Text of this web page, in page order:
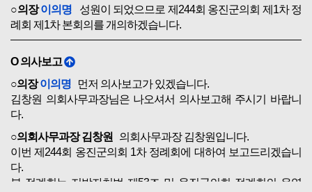
○의장이의명 성원이 되었으므로 제244회 옹진군의회 제1차 정
례회 제1차 본회의를 개의하겠습니다.
O 의사보고
○의장이의명 먼저 의사보고가 있겠습니다.
김창원 의회사무과장님은 나오셔서 의사보고해 주시기 바랍니
다.
○의회사무과장 김창원
의회사무과장 김창원입니다.
이번 제244회 옹진군의회 1차 정례회에 대하여 보고드리겠습니
다.
본 정례회는 지방자치법 제53조 및 옹진군의회 정례회의 운영